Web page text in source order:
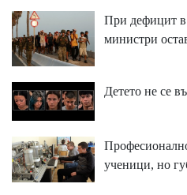
При дефицит
министри
Детето не се
ученици, но